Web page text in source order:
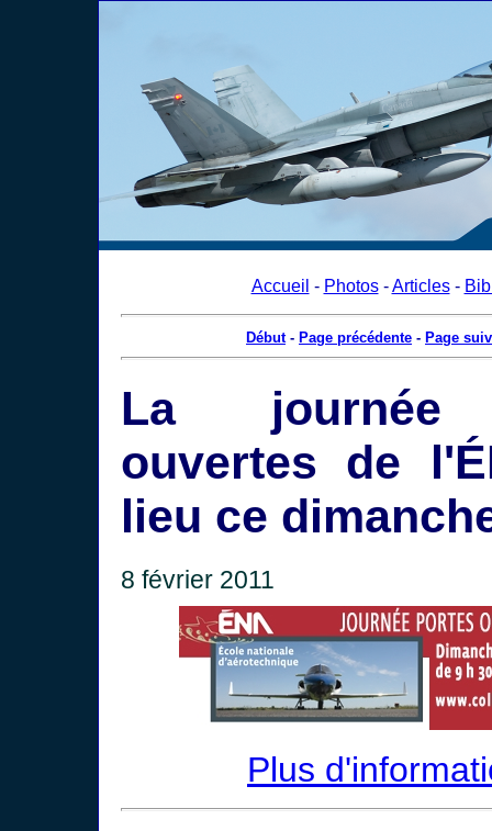
Accueil - Photos-Articles-
Début- Page précédente - Page
La journée
ouvertes de
lieu ce
8 février 2011
Plus